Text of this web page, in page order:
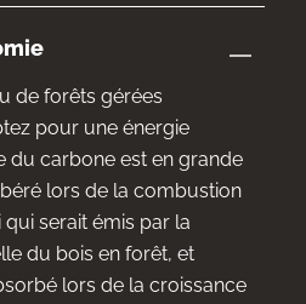
de forêts gérées
pour une énergie
du carbone est en grande
lors de la combustion
serait émis par la
du bois en forêt, et
lors de la croissance